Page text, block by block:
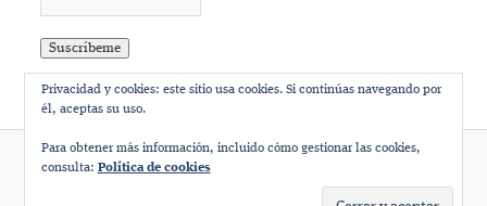
Funciona gracias a WordPress
Privacidad y cookies: este sitio usa cookies. Si continúas navegando por
él, aceptas su uso.
Para obtener más información, incluido cómo gestionar las cookies,
consulta: Política de cookies